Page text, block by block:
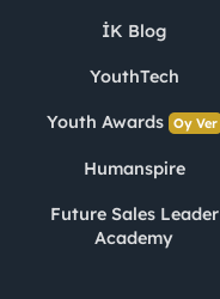
İK Blog
YouthTech
Youth Awards Oy Ver
Humanspire
Future Sales Leader
Academy